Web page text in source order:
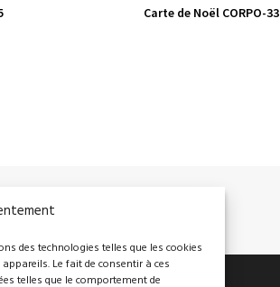
des technologies telles que les cookies
Le fait de consentir à ces
telles que le comportement de
VIEW PRODUCT
Carte de Noël CORPO-33